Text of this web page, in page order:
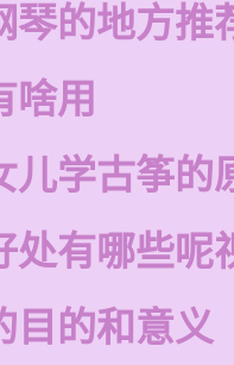
琴的地方推
啥用
儿学古筝的
处有哪些呢
目的和意义